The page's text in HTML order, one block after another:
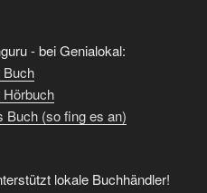
- bei Genialokal:
Buch
Hörbuch
Buch (so fing es an)
lokale Buchhändler!